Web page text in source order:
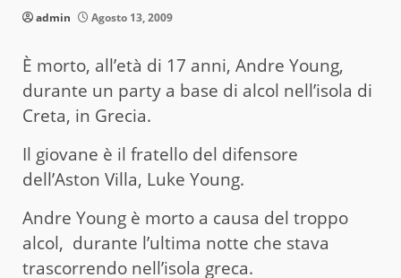
admin Agosto 13, 2009
È morto, all’età di 17 anni, Andre Young,
durante un party a base di alcol nell’isola di
Creta, in Grecia.
Il giovane è il fratello del difensore
dell’Aston Villa, Luke Young.
Andre Young è morto a causa del troppo
alcol, durante l’ultima notte che stava
trascorrendo nell’isola greca.